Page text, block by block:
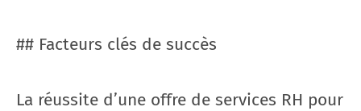
## Facteurs clés de succès
La réussite d’une offre de services RH pour